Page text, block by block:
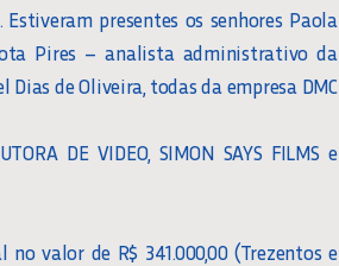
presentes os senhores Paola
Pires – analista administrativo da
Dias de Oliveira, todas da empresa DMC
DE VIDEO, SIMON SAYS FILMS e
no valor de R$ 341.000,00 (Trezentos e